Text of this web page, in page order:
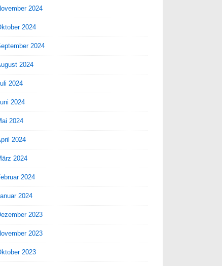
2024
2024
2024
2024
2024
2024
2024
2024
2024
2024
2024
2023
2023
2023